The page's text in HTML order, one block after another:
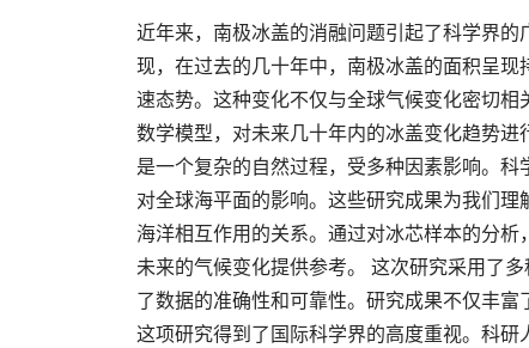
近年来，南极冰盖的消融问题引起了科学界
现，在过去的几十年中，南极冰盖的面积呈
速态势。这种变化不仅与全球气候变化密切
数学模型，对未来几十年内的冰盖变化趋势
是一个复杂的自然过程，受多种因素影响。
对全球海平面的影响。这些研究成果为我们
海洋相互作用的关系。通过对冰芯样本的分
未来的气候变化提供参考。 这次研究采用了
了数据的准确性和可靠性。研究成果不仅丰
这项研究得到了国际科学界的高度重视。科